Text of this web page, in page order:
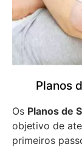
Planos
Os Planos de
objetivo de
primeiros